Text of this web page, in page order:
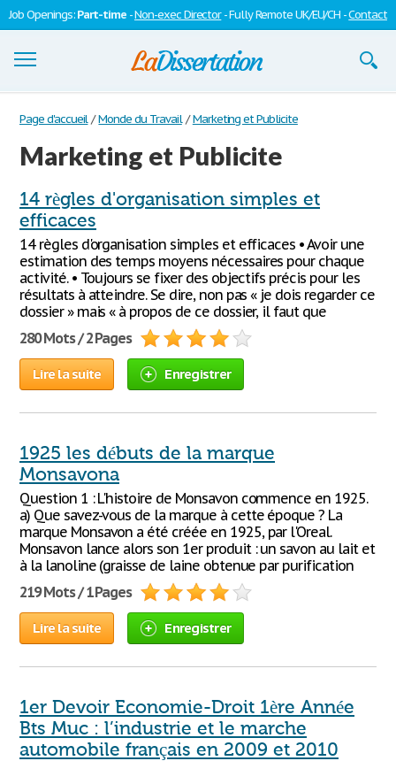
Job Openings:Part-time -Non-exec Director- Fully Remote UK/EU/CH -Contact
Dissertations
S'inscrire
Se connecter
Contactez-nous
Page d'accueil / Monde du Travail / Marketing et Publicite
Marketing et Publicite
14 règles d'organisation simples et
efficaces
14 règles d'organisation simples et efficaces • Avoir une
estimation des temps moyens nécessaires pour chaque
activité. • Toujours se fixer des objectifs précis pour les
résultats à atteindre. Se dire, non pas « je dois regarder ce
dossier » mais « à propos de ce dossier, il faut que
280 Mots / 2 Pages
Lire la suite Enregistrer
1925 les débuts de la marque
Monsavona
Question 1 : L'histoire de Monsavon commence en 1925.
a) Que savez-vous de la marque à cette époque ? La
marque Monsavon a été créée en 1925, par l'Oreal.
Monsavon lance alors son 1er produit : un savon au lait et
à la lanoline (graisse de laine obtenue par purification
219 Mots / 1 Pages
Lire la suite Enregistrer
1er Devoir Economie-Droit 1ère Année
Bts Muc : l’industrie et le marche
automobile français en 2009 et 2010